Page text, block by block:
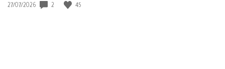
Data
27/07/2026 2 45